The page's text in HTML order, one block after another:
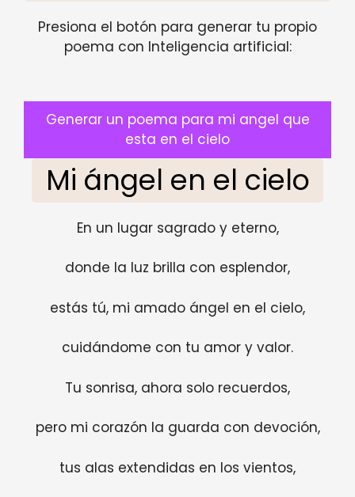
Presiona el botón para generar tu propio
poema con Inteligencia artificial:
Generar un poema para mi angel que
esta en el cielo
Mi ángel en el cielo
En un lugar sagrado y eterno,
donde la luz brilla con esplendor,
estás tú, mi amado ángel en el cielo,
cuidándome con tu amor y valor.
Tu sonrisa, ahora solo recuerdos,
pero mi corazón la guarda con devoción,
tus alas extendidas en los vientos,